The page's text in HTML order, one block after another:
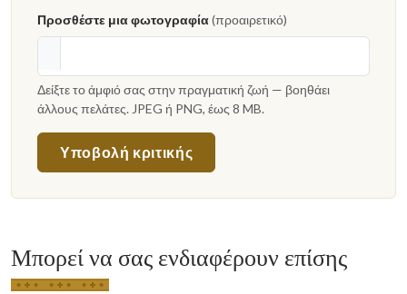
Προσθέστε μια φωτογραφία(προαιρετικό)
Δείξτε το άμφιό σας στην πραγματική ζωή — βοηθάει
άλλους πελάτες. JPEG ή PNG, έως 8 MB.
Υποβολή κριτικής
Μπορεί να σας ενδιαφέρουν επίσης